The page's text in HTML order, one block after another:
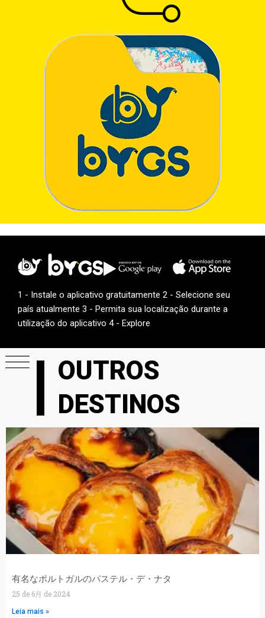
1 - Instale o aplicativo gratuitamente 2 - Selecione seu
país atualmente 3 - Permita sua localização durante a
utilização do aplicativo 4 - Explore
OUTROS
DESTINOS
有名なポルトガルのパステル・デ・ナタ
25 de 6月 de 2024
Leia mais »